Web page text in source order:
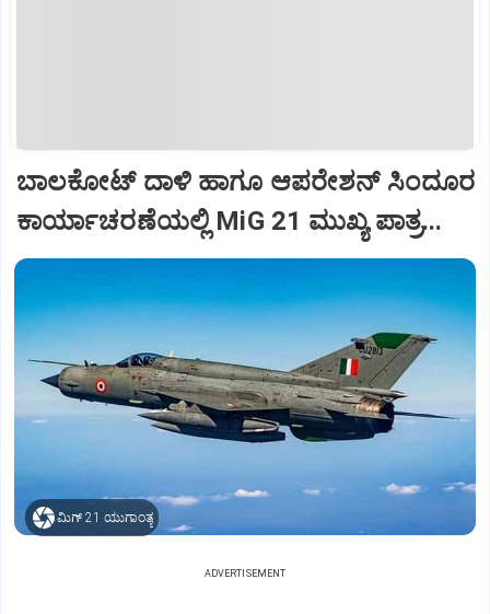
ಬಾಲಕೋಟ್‌ ದಾಳಿ ಹಾಗೂ ಆಪರೇಶನ್‌ ಸಿಂದೂರ
ಕಾರ್ಯಾಚರಣೆಯಲ್ಲಿ MiG 21 ಮುಖ್ಯ ಪಾತ್ರ...
ಮಿಗ್‌ 21 ಯುಗಾಂತ್ಯ
ADVERTISEMENT